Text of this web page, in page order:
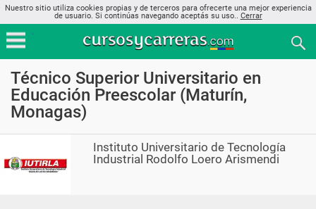
Nuestro sitio utiliza cookies propias y de terceros para ofrecerte una mejor experiencia
de usuario. Si continúas navegando aceptás su uso.. Cerrar
Técnico Superior Universitario en
Educación Preescolar (Maturín,
Monagas)
Instituto Universitario de Tecnología
Industrial Rodolfo Loero Arismendi